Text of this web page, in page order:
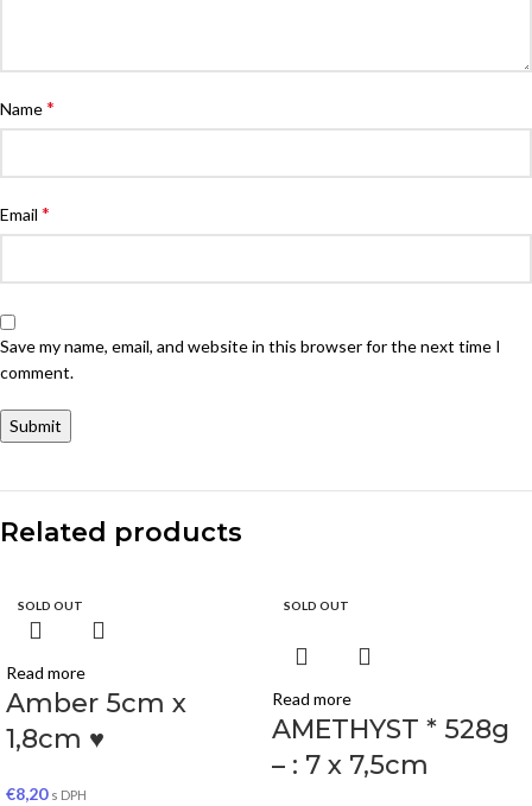
Name*
Email *
Save my name, email, and website in this browser for the next time I
comment.
Related products
SOLD OUT
Read more
Amber 5cm x
1,8cm ♥
€8,20 s DPH
SOLD OUT
Read more
AMETHYST * 528g
– : 7 x 7,5cm